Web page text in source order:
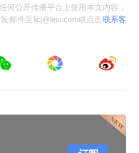
东贷款的本金总
体是多少，并没
何公开传播平台上使用本文内容；
邮件至ljcj@leju.com或点击联系客